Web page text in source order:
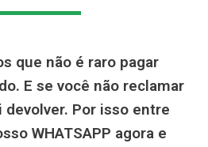
que não é raro pagar
E se você não reclamar
devolver. Por isso entre
WHATSAPP agora e